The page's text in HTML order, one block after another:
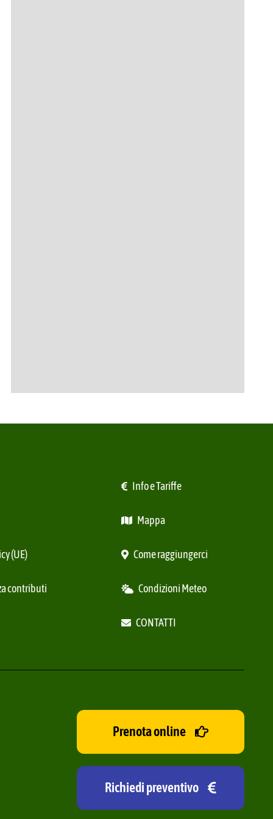
(UE)
contributi
Info e Tariffe
Mappa
Come raggiungerci
Condizioni Meteo
CONTATTI
Prenota online
Richiedi preventivo